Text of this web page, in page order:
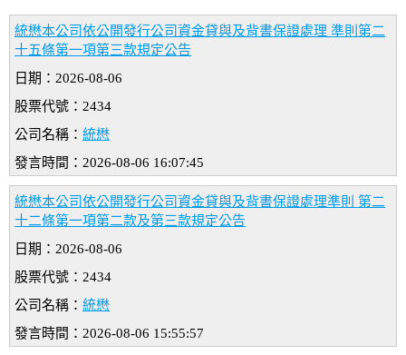
統懋本公司依公開發行公司資金貸與及背書保證處理 準則第二
十五條第一項第三款規定公告
日期：2026-08-06
股票代號：2434
公司名稱： 統懋
發言時間：2026-08-06 16:07:45
統懋本公司依公開發行公司資金貸與及背書保證處理準則 第二
十二條第一項第二款及第三款規定公告
日期：2026-08-06
股票代號：2434
公司名稱： 統懋
發言時間：2026-08-06 15:55:57